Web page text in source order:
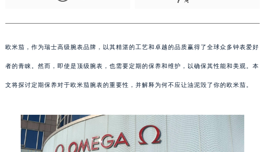
欧米茄，作为瑞士高级腕表品牌，以其精湛的工艺和卓越的品质赢得了全球众多钟表爱好
者的青睐。然而，即使是顶级腕表，也需要定期的保养和维护，以确保其性能和美观。本
文将探讨定期保养对于欧米茄腕表的重要性，并解释为何不应让油泥毁了你的欧米茄。